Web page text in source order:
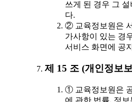
쓰게 된 경우 그
다.
② 교육정보원은
가사항이 있는 경
서비스 화면에 공
제 15 조 (개인정보
① 교육정보원은